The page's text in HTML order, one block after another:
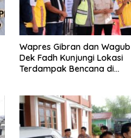
Wapres Gibran dan Wagub
Dek Fadh Kunjungi Lokasi
Terdampak Bencana di